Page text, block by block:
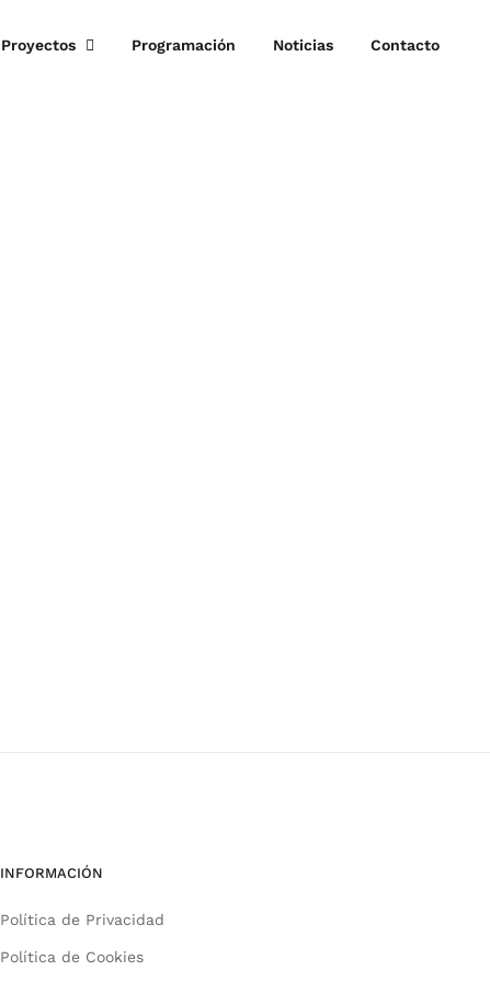
Proyectos Programación Noticias Contacto
INFORMACIÓN
Política de Privacidad
Política de Cookies